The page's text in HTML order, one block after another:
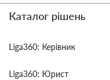
Каталог рішень
Liga360: Керівник
Liga360: Юрист